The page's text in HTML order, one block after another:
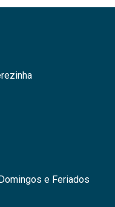
e Feriados